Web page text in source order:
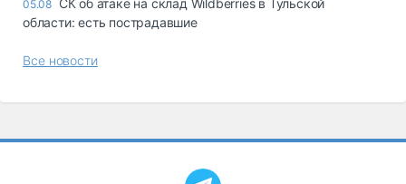
05.08 СК об атаке на склад Wildberries в Тульской
области: есть пострадавшие
Все новости